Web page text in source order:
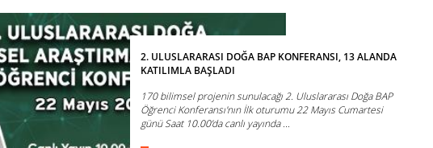
2. ULUSLARARASI DOĞA BAP KONFERANSI, 13 ALANDA
KATILIMLA BAŞLADI
170 bilimsel projenin sunulacağı 2. Uluslararası Doğa BAP
Öğrenci Konferansı'nın İlk oturumu 22 Mayıs Cumartesi
günü Saat 10.00’da canlı yayında ...